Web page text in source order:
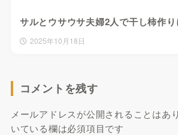
サルとウサウサ夫婦2人で干し柿作
2025年10月18日
コメントを残す
メールアドレスが公開されることはあ
いている欄は必須項目です